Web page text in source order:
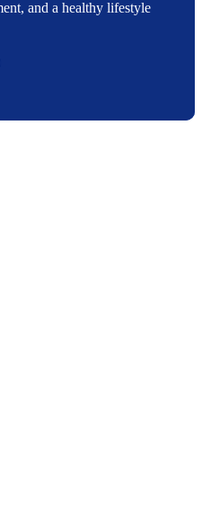
and a healthy lifestyle